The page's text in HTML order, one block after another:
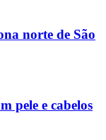
norte de São
pele e cabelos